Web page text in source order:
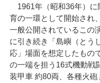
1961年（昭和36年）に
育の一環として開始され
一般公開されているこの
に引き続き「島嶼（とう
応」場面を想定したもの
の一端を担う16式機動戦
装甲車 約80両、各種火